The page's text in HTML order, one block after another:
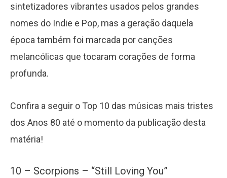
sintetizadores vibrantes usados pelos grandes
nomes do Indie e Pop, mas a geração daquela
época também foi marcada por canções
melancólicas que tocaram corações de forma
profunda.
Confira a seguir o Top 10 das músicas mais tristes
dos Anos 80 até o momento da publicação desta
matéria!
10 – Scorpions – “Still Loving You”